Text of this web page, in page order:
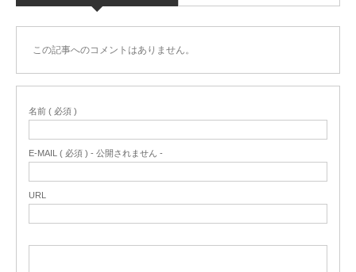
この記事へのコメントはありません。
名前 ( 必須 )
E-MAIL ( 必須 ) - 公開されません -
URL